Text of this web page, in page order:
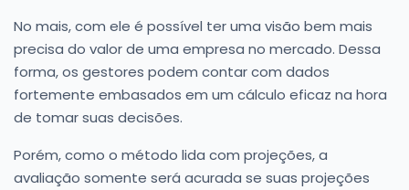
No mais, com ele é possível ter uma visão bem mais
precisa do valor de uma empresa no mercado. Dessa
forma, os gestores podem contar com dados
fortemente embasados em um cálculo eficaz na hora
de tomar suas decisões.
Porém, como o método lida com projeções, a
avaliação somente será acurada se suas projeções